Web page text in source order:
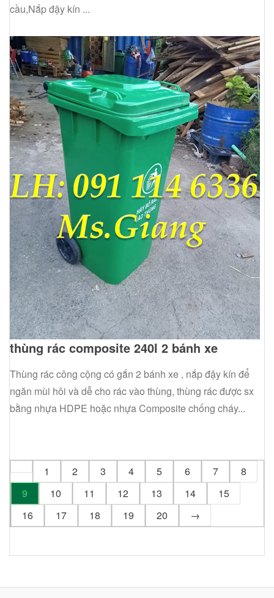
cầu,Nắp đậy kín ...
thùng rác composite 240l 2 bánh xe
Thùng rác công cộng có gắn 2 bánh xe , nắp đậy kín để
ngăn mùi hôi và dễ cho rác vào thùng, thùng rác được sx
bằng nhựa HDPE hoặc nhựa Composite chống cháy...
1 2 3 4 5 6 7
8
9
10 11 12 13 14
15
16
17 18 19 20 →